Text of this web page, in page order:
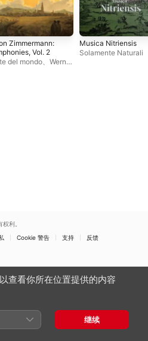
Zimmermann:
Vol. 2
del mondo、 Werner
Musica Nitriensis
Solamente Naturali
利。
Cookie 警告 支持 反馈
查看你所在位置提供的内容
继续